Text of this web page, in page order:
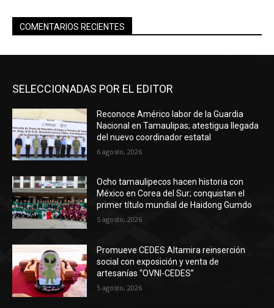
COMENTARIOS RECIENTES
SELECCIONADAS POR EL EDITOR
Reconoce Américo labor de la Guardia
Nacional en Tamaulipas; atestigua llegada
del nuevo coordinador estatal
6 agosto, 2026
Ocho tamaulipecos hacen historia con
México en Corea del Sur; conquistan el
primer título mundial de Haidong Gumdo
5 agosto, 2026
Promueve CEDES Altamira reinserción
social con exposición y venta de
artesanías “OVNI-CEDES”
5 agosto, 2026